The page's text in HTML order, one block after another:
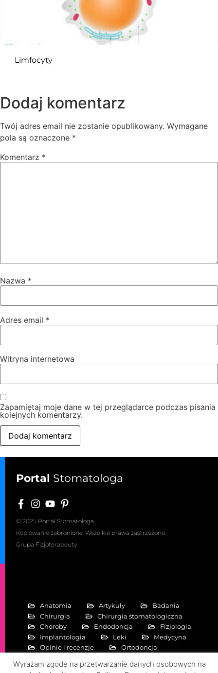
Limfocyty
Dodaj komentarz
Twój adres email nie zostanie opublikowany. Wymagane
pola są oznaczone *
Komentarz *
Nazwa *
Adres email *
Witryna internetowa
Zapamiętaj moje dane w tej przeglądarce podczas pisania
kolejnych komentarzy.
Portal Stomatologa
© 2025 Portal Stomatologa
Kopiowanie zabronione. Wszelkie prawa zastrzeżone.
Grupa Fizjoterapeuty
Anatomia Artykuły
Badania
Chirurgia
Chirurgia stomatologiczna
Choroby
Endodoncja
Fizjologia
Implantologia
Leki
Medycyna
Opinie i recenzje
Ortodoncja
Protetyka stomatologiczna
Wyrażam zgodę na przetwarzanie danych osobowych na